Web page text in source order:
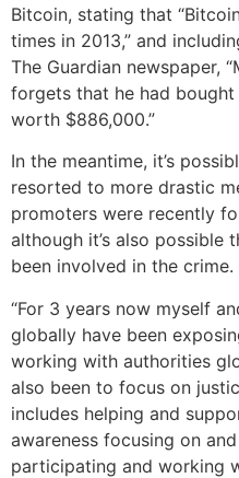
Bitcoin, stating that
times in 2013,” and
The Guardian newspaper,
forgets that he had
worth $886,000.”
In the meantime, it’s
resorted to more drastic
promoters were recently
although it’s also possible
been involved in the crime.
“For 3 years now myself
globally have been
working with authorities
also been to focus on
includes helping and
awareness focusing on
participating and working